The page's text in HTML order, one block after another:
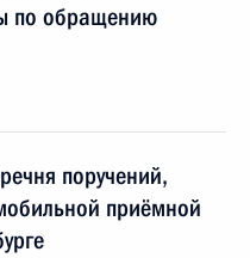
по обращению
поручений,
приёмной